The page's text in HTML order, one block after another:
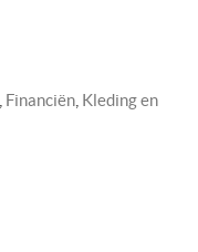
Financiën Kleding en